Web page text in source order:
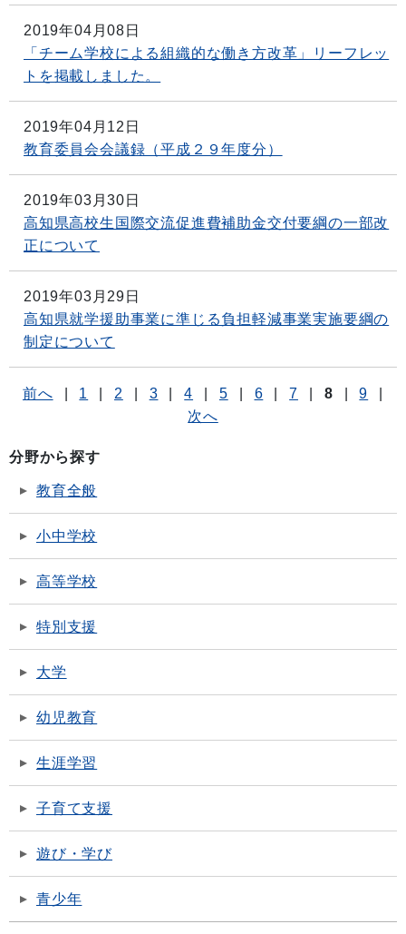
2019年04月08日
「チーム学校による組織的な働き方改革」リーフレッ
トを掲載しました。
2019年04月12日
教育委員会会議録（平成２９年度分）
2019年03月30日
高知県高校生国際交流促進費補助金交付要綱の一部改
正について
2019年03月29日
高知県就学援助事業に準じる負担軽減事業実施要綱の
制定について
前へ 1 2 3 4 5 6 7 8 9
次へ
分野から探す
教育全般
小中学校
高等学校
特別支援
大学
幼児教育
生涯学習
子育て支援
遊び・学び
青少年